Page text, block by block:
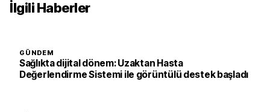
İlgili Haberler
GÜNDEM
Sağlıkta dijital dönem: Uzaktan Hasta
Değerlendirme Sistemi ile görüntülü destek başladı